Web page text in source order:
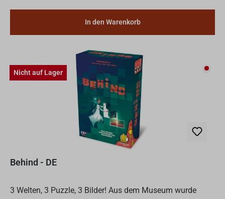
In den Warenkorb
Nicht auf Lager Nicht
Behind - DE
3 Welten, 3 Puzzle, 3 Bilder! Aus dem Museum wurde